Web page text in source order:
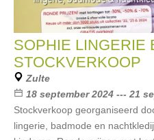
SOPHIE LINGERIE
STOCKVERKOOP
Zulte
18 september 2024 --- 21
Stockverkoop georganiseerd
lingerie, badmode en